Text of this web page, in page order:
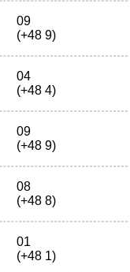
09
(+48 9)
04
(+48 4)
09
(+48 9)
08
(+48 8)
01
(+48 1)